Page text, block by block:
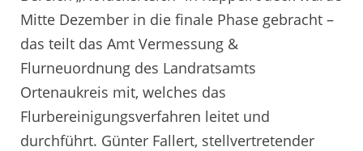
Mitte Dezember in die finale Phase gebracht –
das teilt das Amt Vermessung &
Flurneuordnung des Landratsamts
Ortenaukreis mit, welches das
Flurbereinigungsverfahren leitet und
durchführt. Günter Fallert, stellvertretender